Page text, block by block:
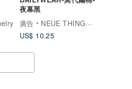
夜幕黑
廣告
NEUE THINGS | 澄 清 向 物 |
US$ 10.25